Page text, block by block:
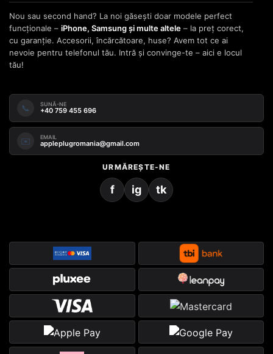
Nou sau second hand? La noi găsești doar modele perfect
funcționale – iPhone, Samsung și multe altele – la preț corect,
cu garanție. Accesorii, încărcătoare, huse? Avem tot ce ai
nevoie pentru telefonul tău. Intră și convinge-te – aici e locul
tău!
📞 SUNĂ-NE
+40 759 455 696
✉️ EMAIL
appleplugromania@gmail.com
URMĂREȘTE-NE
f ig tk